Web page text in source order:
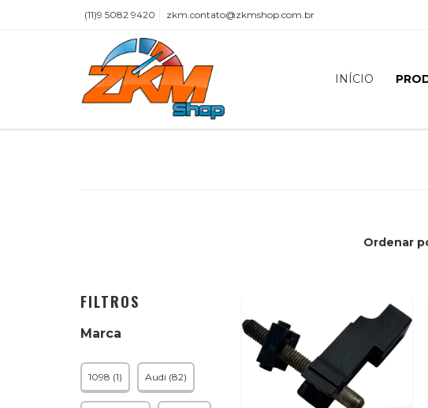
(11)9 5082 9420 zkm.contato@zkmshop.com.br
INÍCIO
Ordenar
FILTROS
Marca
1098 (1) Audi (82)